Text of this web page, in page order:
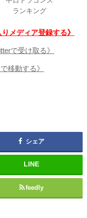
ランキング
メディア登録する》
で受け取る》
移動する》
シェア
feedly